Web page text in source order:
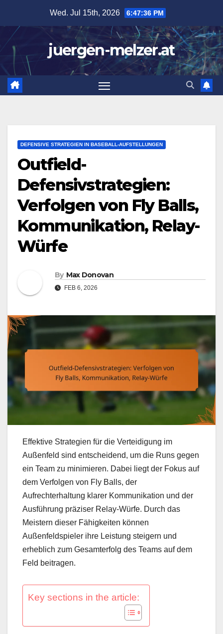
content
Wed. Jul 15th, 2026 6:47:37 PM
juergen-melzer.at
DEFENSIVE STRATEGIEN IN BASEBALL-AUFSTELLUNGEN
Outfield-
Defensivstrategien:
Verfolgen von Fly Balls,
Kommunikation, Relay-
Würfe
By Max Donovan
FEB 6, 2026
Effektive Strategien für die Verteidigung im
Außenfeld sind entscheidend, um die Runs gegen
ein Team zu minimieren. Dabei liegt der Fokus auf
dem Verfolgen von Fly Balls, der
Aufrechterhaltung klarer Kommunikation und der
Ausführung präziser Relay-Würfe. Durch das
Meistern dieser Fähigkeiten können
Außenfeldspieler ihre Leistung steigern und
erheblich zum Gesamterfolg des Teams auf dem
Feld beitragen.
Key sections in the article: